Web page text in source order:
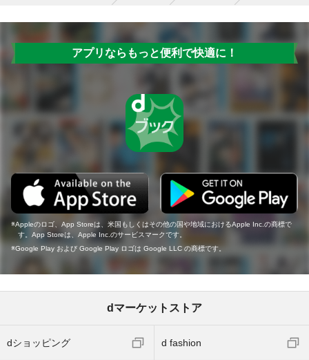
アプリならもっと便利で快適に！
Appleのロゴ、App Storeは、米国もしくはその他の国や地域におけるApple Inc.の商標で
す。App Storeは、Apple Inc.のサービスマークです。
Google Play および Google Play ロゴは Google LLC の商標です。
dマーケットストア
dショッピング d fashion